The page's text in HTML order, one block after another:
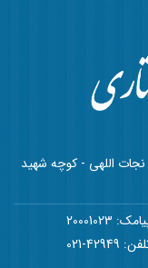
نجات اللهی - کوچه شهید
20001023
42949-021